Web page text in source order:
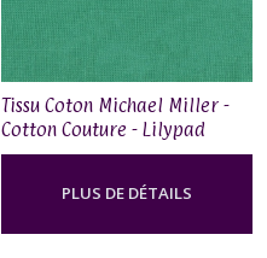
Tissu Coton Michael Miller -
Cotton Couture - Lilypad
PLUS DE DÉTAILS